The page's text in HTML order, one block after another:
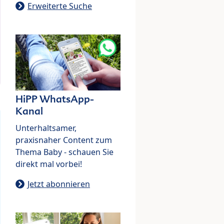
Erweiterte Suche
HiPP WhatsApp-
Kanal
Unterhaltsamer,
praxisnaher Content zum
Thema Baby - schauen Sie
direkt mal vorbei!
Jetzt abonnieren